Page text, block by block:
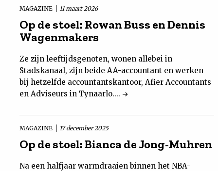
MAGAZINE 11 maart 2026
Op de stoel: Rowan Buss en Dennis
Wagenmakers
Ze zijn leeftijdsgenoten, wonen allebei in
Stadskanaal, zijn beide AA-accountant en werken
bij hetzelfde accountantskantoor, Afier Accountants
en Adviseurs in Tynaarlo....
MAGAZINE 17 december 2025
Op de stoel: Bianca de Jong-Muhren
Na een halfjaar warmdraaien binnen het NBA-